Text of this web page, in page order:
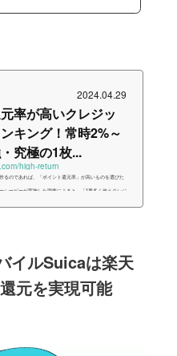
2024.04.29
率が高いクレジッ
キング！常時2%～
究極の1枚...
high-return
るのであれば、「ポイント還元率」が高いものを選びた
シービーが実施した調査によると、「1番多く使うクレジ
...
イルSuicaは楽天
元を実現可能